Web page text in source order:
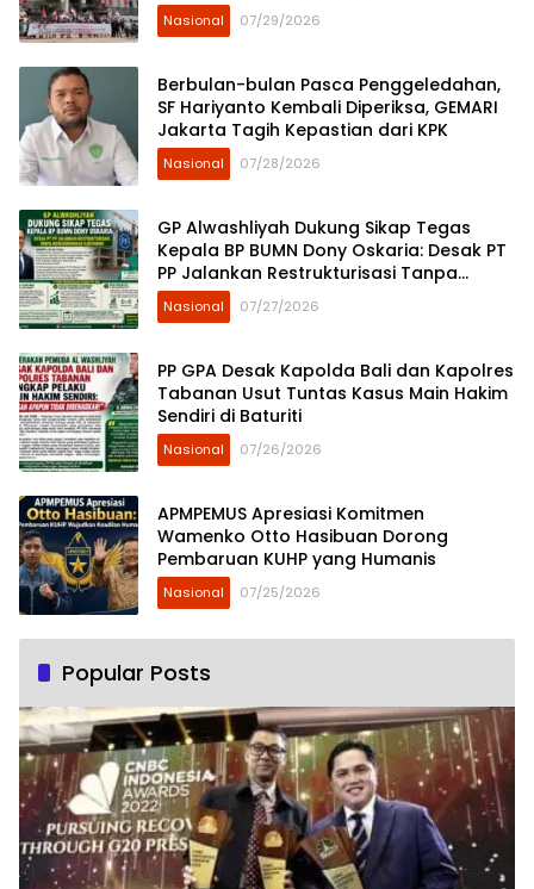
Nasional 07/29/2026
Berbulan-bulan Pasca Penggeledahan,
SF Hariyanto Kembali Diperiksa, GEMARI
Jakarta Tagih Kepastian dari KPK
Nasional 07/28/2026
GP Alwashliyah Dukung Sikap Tegas
Kepala BP BUMN Dony Oskaria: Desak PT
PP Jalankan Restrukturisasi Tanpa
Mengorbankan Karyawan
Nasional 07/27/2026
PP GPA Desak Kapolda Bali dan Kapolres
Tabanan Usut Tuntas Kasus Main Hakim
Sendiri di Baturiti
Nasional 07/26/2026
APMPEMUS Apresiasi Komitmen
Wamenko Otto Hasibuan Dorong
Pembaruan KUHP yang Humanis
Nasional 07/25/2026
Popular Posts